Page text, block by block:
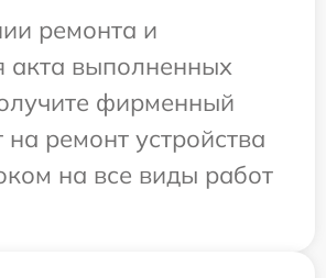
ремонта и
акта выполненных
фирменный
ремонт устройства
на все виды работ